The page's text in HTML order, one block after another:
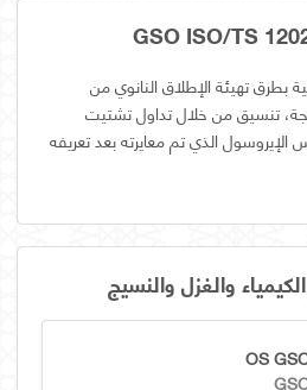
تهيئة الإطلاق النانوي من
تنسيق من خلال تداول تشتيت
الإيروسول الذي تم معايرته بعد تعريفه
والغزل والنسيج
OS